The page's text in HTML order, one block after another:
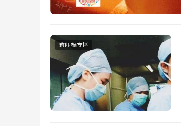
新闻稿专区